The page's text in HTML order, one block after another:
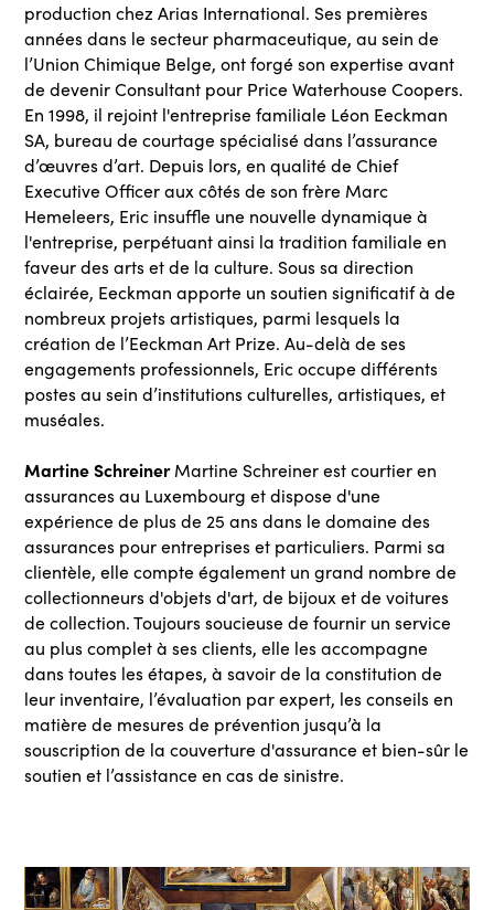
production chez Arias International. Ses premières
années dans le secteur pharmaceutique, au sein de
l’Union Chimique Belge, ont forgé son expertise avant
de devenir Consultant pour Price Waterhouse Coopers.
En 1998, il rejoint l'entreprise familiale Léon Eeckman
SA, bureau de courtage spécialisé dans l’assurance
d’œuvres d’art. Depuis lors, en qualité de Chief
Executive Officer aux côtés de son frère Marc
Hemeleers, Eric insuffle une nouvelle dynamique à
l'entreprise, perpétuant ainsi la tradition familiale en
faveur des arts et de la culture. Sous sa direction
éclairée, Eeckman apporte un soutien significatif à de
nombreux projets artistiques, parmi lesquels la
création de l’Eeckman Art Prize. Au-delà de ses
engagements professionnels, Eric occupe différents
postes au sein d’institutions culturelles, artistiques, et
muséales.
Martine SchreinerMartine Schreiner est courtier en
assurances au Luxembourg et dispose d'une
expérience de plus de 25 ans dans le domaine des
assurances pour entreprises et particuliers. Parmi sa
clientèle, elle compte également un grand nombre de
collectionneurs d'objets d'art, de bijoux et de voitures
de collection. Toujours soucieuse de fournir un service
au plus complet à ses clients, elle les accompagne
dans toutes les étapes, à savoir de la constitution de
leur inventaire, l’évaluation par expert, les conseils en
matière de mesures de prévention jusqu’à la
souscription de la couverture d'assurance et bien-sûr le
soutien et l’assistance en cas de sinistre.